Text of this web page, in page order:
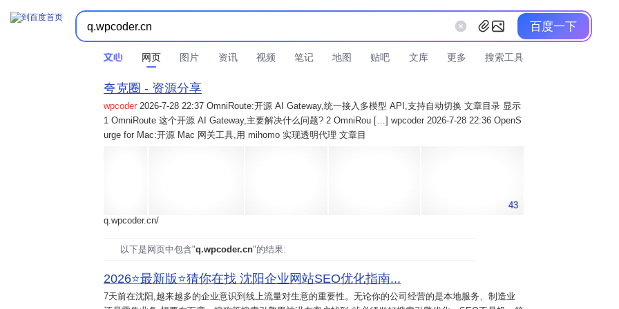
百度一下
网页 图片 资讯 视频 笔记 地图 贴吧 文库 更多 搜索工具
夸克圈 - 资源分享
wpcoder 2026-7-28 22:37 OmniRoute:开源 AI Gateway,统一接入多模型 API,支持自动切换 文章目录 显示
1 OmniRoute 这个开源 AI Gateway,主要解决什么问题? 2 OmniRou […] wpcoder 2026-7-28 22:36 OpenS
urge for Mac:开源 Mac 网关工具,用 mihomo 实现透明代理 文章目
43
q.wpcoder.cn/
以下是网页中包含"q.wpcoder.cn"的结果:
2026⭐️最新版⭐️猜你在找 沈阳企业网站SEO优化指南...
7天前在沈阳,越来越多的企业意识到线上流量对生意的重要性。无论你的公司经营的是本地服务、制造业